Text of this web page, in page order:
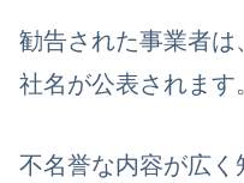
勧告された事業者は
社名が公表されます
不名誉な内容が広